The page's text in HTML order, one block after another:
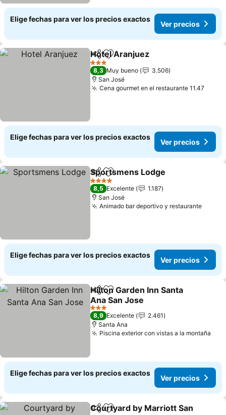
Elige fechas para ver los precios exactos
Ver precios
CompartirAgregar a favoritos
Hotel Aranjuez
3 Estrellas
8,3 Muy bueno
3.506
San José
Cena gourmet en el restaurante 11.47
Elige fechas para ver los precios exactos
Ver precios
CompartirAgregar a favoritos
Sportsmens Lodge
4 Estrellas
8,5 Excelente
1.187
San José
Animado bar deportivo y restaurante
Elige fechas para ver los precios exactos
Ver precios
CompartirAgregar a favoritos
Hilton Garden Inn Santa
Ana San Jose
3 Estrellas
8,9 Excelente
2.461
Santa Ana
Piscina exterior con vistas a la montaña
Elige fechas para ver los precios exactos
Ver precios
Compartir
Courtyard by Marriott San